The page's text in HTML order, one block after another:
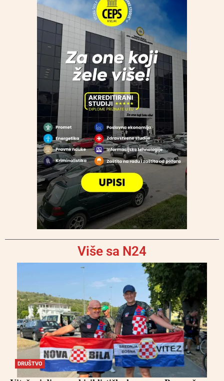
Više sa N24
DRUŠTVO